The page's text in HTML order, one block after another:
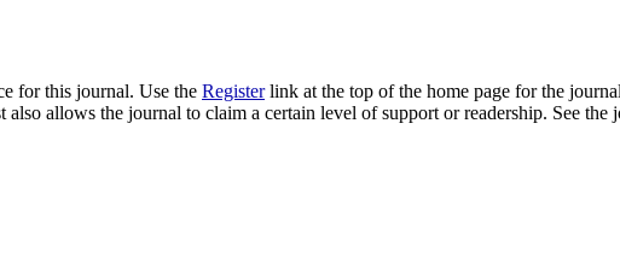
for this journal. Use the Registerlink at the top of the home page for the
allows the journal to claim a certain level of support or readership. See the